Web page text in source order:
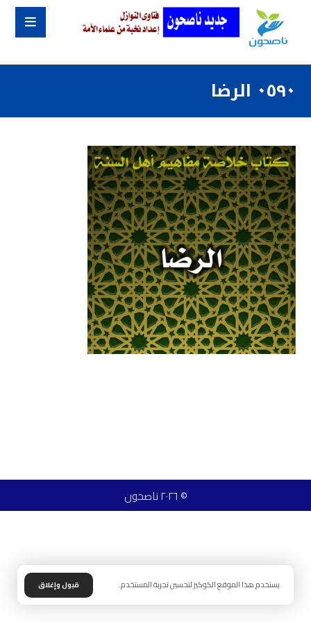
٠٥٩٠ الرضا
© ٢٠٢٦ ناصحون
يستخدم هذا الموقع الكوكيز لتحسين تجربة المستخدم. قبول وإغلاق